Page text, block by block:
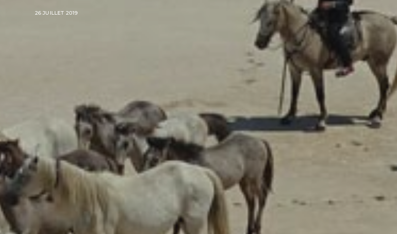
26 JUILLET 2019